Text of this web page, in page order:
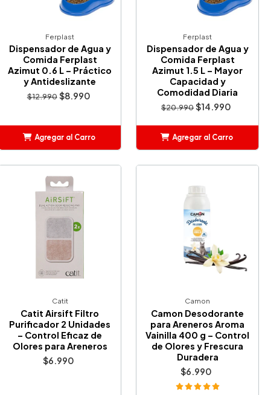
Ferplast
Dispensador de Agua y
Comida Ferplast
Azimut 0.6 L – Práctico
y Antideslizante
$12.990 $8.990
Agregar al Carro
Ferplast
Dispensador de Agua y
Comida Ferplast
Azimut 1.5 L – Mayor
Capacidad y
Comodidad Diaria
$20.990$14.990
Agregar al Carro
Catit
Catit Airsift Filtro
Purificador 2 Unidades
– Control Eficaz de
Olores para Areneros
$6.990
Camon
Camon Desodorante
para Areneros Aroma
Vainilla 400 g – Control
de Olores y Frescura
Duradera
$6.990